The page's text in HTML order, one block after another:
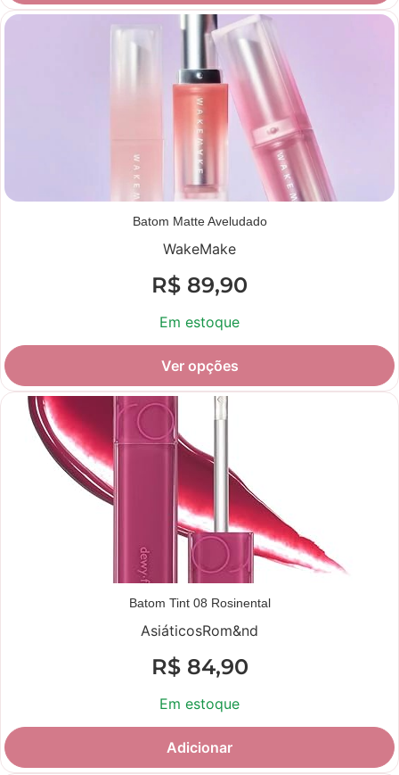
Batom Matte Aveludado
WakeMake
R$ 89,90
Em estoque
Ver opções
Batom Tint 08 Rosinental
AsiáticosRom&nd
R$84,90
Em estoque
Adicionar